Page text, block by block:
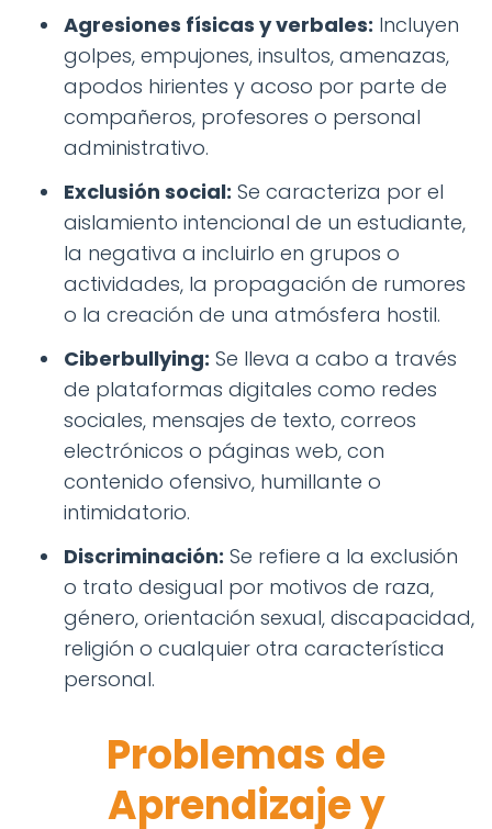
Agresiones físicas y verbales: Incluyen
golpes, empujones, insultos, amenazas,
apodos hirientes y acoso por parte de
compañeros, profesores o personal
administrativo.
Exclusión social: Se caracteriza por el
aislamiento intencional de un estudiante,
la negativa a incluirlo en grupos o
actividades, la propagación de rumores
o la creación de una atmósfera hostil.
Ciberbullying: Se lleva a cabo a través
de plataformas digitales como redes
sociales, mensajes de texto, correos
electrónicos o páginas web, con
contenido ofensivo, humillante o
intimidatorio.
Discriminación: Se refiere a la exclusión
o trato desigual por motivos de raza,
género, orientación sexual, discapacidad,
religión o cualquier otra característica
personal.
Problemas de
Aprendizaje y